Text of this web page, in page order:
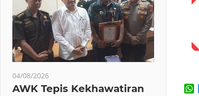
04/08/2026
AWK Tepis Kekhawatiran